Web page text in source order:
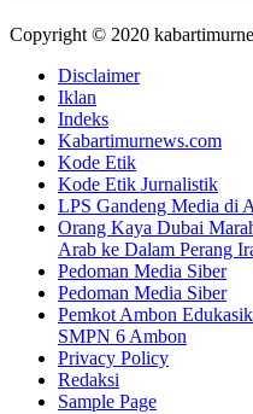
Copyright © 2020
Disclaimer
Iklan
Indeks
Kabartimurnews.com
Kode Etik
Kode Etik Jurnalistik
LPS Gandeng Media di
Orang Kaya Dubai
Arab ke Dalam Perang
Pedoman Media Siber
Pedoman Media Siber
Pemkot Ambon
SMPN 6 Ambon
Privacy Policy
Redaksi
Sample Page